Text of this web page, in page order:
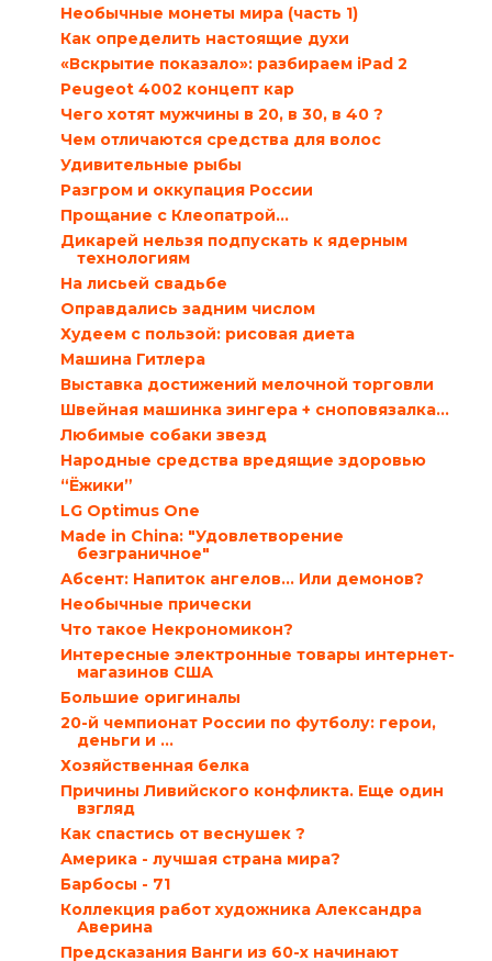
Необычные монеты мира (часть 1)
Как определить настоящие духи
«Вскрытие показало»: разбираем iPad 2
Peugeot 4002 концепт кар
Чего хотят мужчины в 20, в 30, в 40 ?
Чем отличаются средства для волос
Удивительные рыбы
Разгром и оккупация России
Прощание с Клеопатрой…
Дикарей нельзя подпускать к ядерным
технологиям
На лисьей свадьбе
Оправдались задним числом
Худеем с пользой: рисовая диета
Машина Гитлера
Выставка достижений мелочной торговли
Швейная машинка зингера + сноповязалка...
Любимые собаки звезд
Народные средства вредящие здоровью
“Ёжики”
LG Optimus One
Мade in China: "Удовлетворение
безграничное"
Абсент: Напиток ангелов… Или демонов?
Необычные прически
Что такое Некрономикон?
Интересные электронные товары интернет-
магазинов США
Большие оригиналы
20-й чемпионат России по футболу: герои,
деньги и ...
Хозяйственная белка
Причины Ливийского конфликта. Еще один
взгляд
Как спастись от веснушек ?
Америка - лучшая страна мира?
Барбосы - 71
Коллекция работ художника Александра
Аверина
Предсказания Ванги из 60-х начинают